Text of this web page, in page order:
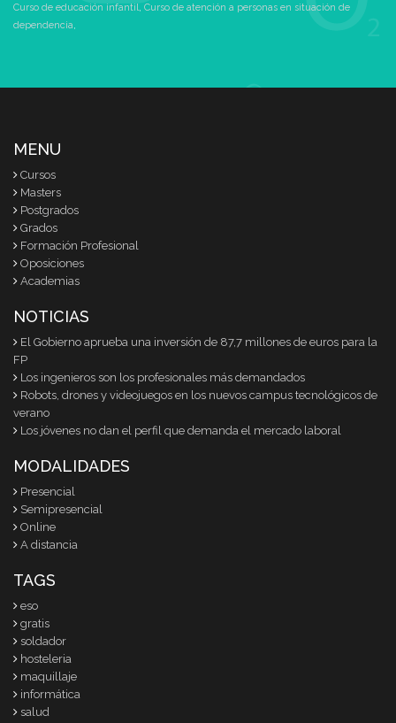
Curso de educación infantil, Curso de atención a personas en situación de
dependencia,
MENU
Cursos
Masters
Postgrados
Grados
Formación Profesional
Oposiciones
Academias
NOTICIAS
El Gobierno aprueba una inversión de 87,7 millones de euros para la
FP
Los ingenieros son los profesionales más demandados
Robots, drones y videojuegos en los nuevos campus tecnológicos de
verano
Los jóvenes no dan el perfil que demanda el mercado laboral
MODALIDADES
Presencial
Semipresencial
Online
A distancia
TAGS
eso
gratis
soldador
hosteleria
maquillaje
informática
salud